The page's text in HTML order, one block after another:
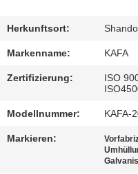
KONTAKT
NEUIGKEITEN
Herkunftsort:
Markenname: KAFA
Zertifizierung:
ISO
Modellnummer: KAFA-
Markieren: